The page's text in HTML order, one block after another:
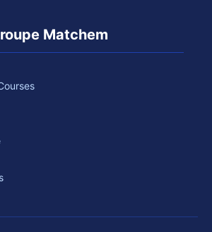
Matchem